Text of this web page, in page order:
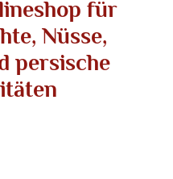
für
Nüsse,
persische